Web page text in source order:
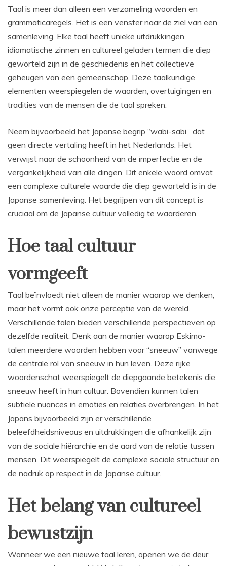
Taal is meer dan alleen een verzameling woorden en
grammaticaregels. Het is een venster naar de ziel van een
samenleving. Elke taal heeft unieke uitdrukkingen,
idiomatische zinnen en cultureel geladen termen die diep
geworteld zijn in de geschiedenis en het collectieve
geheugen van een gemeenschap. Deze taalkundige
elementen weerspiegelen de waarden, overtuigingen en
tradities van de mensen die de taal spreken.
Neem bijvoorbeeld het Japanse begrip “wabi-sabi,” dat
geen directe vertaling heeft in het Nederlands. Het
verwijst naar de schoonheid van de imperfectie en de
vergankelijkheid van alle dingen. Dit enkele woord omvat
een complexe culturele waarde die diep geworteld is in de
Japanse samenleving. Het begrijpen van dit concept is
cruciaal om de Japanse cultuur volledig te waarderen.
Hoe taal cultuur
vormgeeft
Taal beïnvloedt niet alleen de manier waarop we denken,
maar het vormt ook onze perceptie van de wereld.
Verschillende talen bieden verschillende perspectieven op
dezelfde realiteit. Denk aan de manier waarop Eskimo-
talen meerdere woorden hebben voor “sneeuw” vanwege
de centrale rol van sneeuw in hun leven. Deze rijke
woordenschat weerspiegelt de diepgaande betekenis die
sneeuw heeft in hun cultuur. Bovendien kunnen talen
subtiele nuances in emoties en relaties overbrengen. In het
Japans bijvoorbeeld zijn er verschillende
beleefdheidsniveaus en uitdrukkingen die afhankelijk zijn
van de sociale hiërarchie en de aard van de relatie tussen
mensen. Dit weerspiegelt de complexe sociale structuur en
de nadruk op respect in de Japanse cultuur.
Het belang van cultureel
bewustzijn
Wanneer we een nieuwe taal leren, openen we de deur